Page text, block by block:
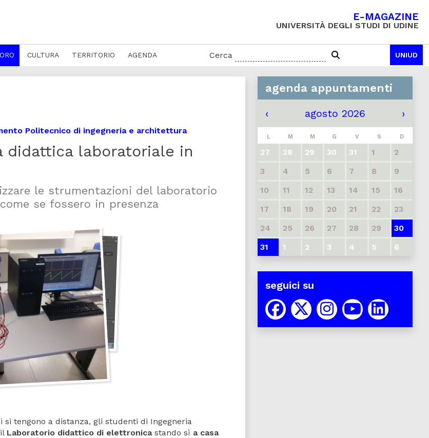
E-MAGAZINE
UNIVERSITÀ DEGLI STUDI DI UDINE
CULTURA TERRITORIO AGENDA Cerca UNIUD
Politecnico di ingegneria e architettura
didattica laboratoriale in
le strumentazioni del laboratorio
se fossero in presenza
tengono a distanza, gli studenti di Ingegneria
Laboratorio didattico di elettronicastando sì a casa
agenda appuntamenti
‹ agosto 2026 ›
L M M G V S D
27 28 29 30 31 1
2
3
4 5 6 7 8
9
10
11 12 13 14 15
16
17
18 19 20 21 22
23
24
25 26 27 28 29
30
31
1 2 3 4 5 6
seguici su